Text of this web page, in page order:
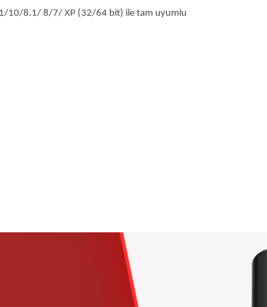
10/8.1/ 8/7/ XP (32/64 bit) ile tam uyumlu